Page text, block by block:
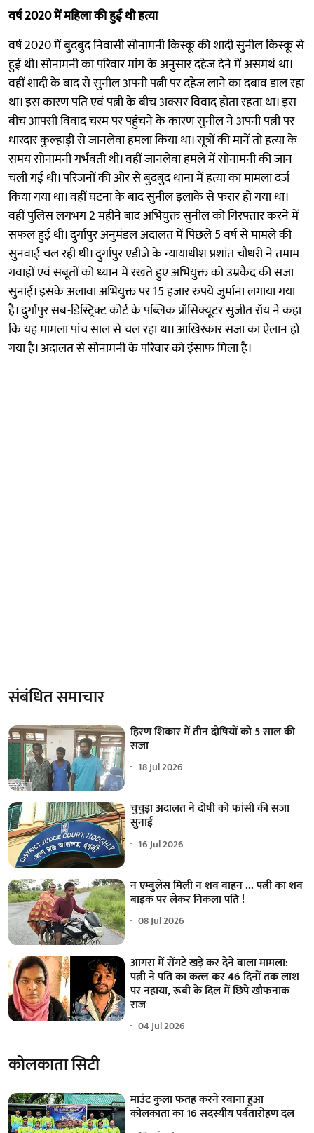
वर्ष 2020 में महिला की हुई थी हत्या
वर्ष 2020 में बुदबुद निवासी सोनामनी किस्कू की शादी सुनील किस्कू से
हुई थी। सोनामनी का परिवार मांग के अनुसार दहेज देने में असमर्थ था।
वहीं शादी के बाद से सुनील अपनी पत्नी पर दहेज लाने का दबाव डाल रहा
था। इस कारण पति एवं पत्नी के बीच अक्सर विवाद होता रहता था। इस
बीच आपसी विवाद चरम पर पहुंचने के कारण सुनील ने अपनी पत्नी पर
धारदार कुल्हाड़ी से जानलेवा हमला किया था। सूत्रों की मानें तो हत्या के
समय सोनामनी गर्भवती थी। वहीं जानलेवा हमले में सोनामनी की जान
चली गई थी। परिजनों की ओर से बुदबुद थाना में हत्या का मामला दर्ज
किया गया था। वहीं घटना के बाद सुनील इलाके से फरार हो गया था।
वहीं पुलिस लगभग 2 महीने बाद अभियुक्त सुनील को गिरफ्तार करने में
सफल हुई थी। दुर्गापुर अनुमंडल अदालत में पिछले 5 वर्ष से मामले की
सुनवाई चल रही थी। दुर्गापुर एडीजे के न्यायाधीश प्रशांत चौधरी ने तमाम
गवाहों एवं सबूतों को ध्यान में रखते हुए अभियुक्त को उम्रकैद की सजा
सुनाई। इसके अलावा अभियुक्त पर 15 हजार रुपये जुर्माना लगाया गया
है। दुर्गापुर सब-डिस्ट्रिक्ट कोर्ट के पब्लिक प्रॉसिक्यूटर सुजीत रॉय ने कहा
कि यह मामला पांच साल से चल रहा था। आखिरकार सजा का ऐलान हो
गया है। अदालत से सोनामनी के परिवार को इंसाफ मिला है।
संबंधित समाचार
हिरण शिकार में तीन दोषियों को 5 साल की
सजा
18 Jul 2026
चुचुड़ा अदालत ने दोषी को फांसी की सजा
सुनाई
16 Jul 2026
न एम्बुलेंस मिली न शव वाहन ... पत्नी का शव
बाइक पर लेकर निकला पति !
08 Jul 2026
आगरा में रोंगटे खड़े कर देने वाला मामला:
पत्नी ने पति का कत्ल कर 46 दिनों तक लाश
पर नहाया, रूबी के दिल में छिपे खौफनाक
राज
04 Jul 2026
कोलकाता सिटी
माउंट कुला फतह करने रवाना हुआ
कोलकाता का 16 सदस्यीय पर्वतारोहण दल